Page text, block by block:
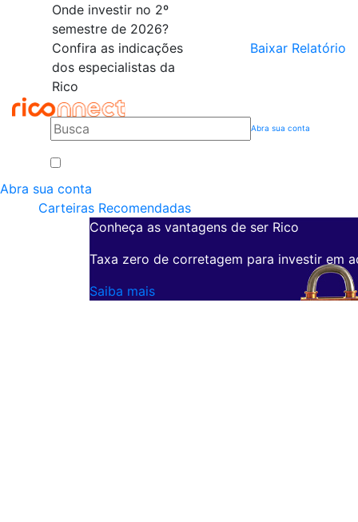
Onde investir no 2º
semestre de 2026?
Confira as indicações
dos especialistas da
Rico
Baixar Relatório
Abra sua conta
Abra sua conta
Carteiras Recomendadas
Conheça as vantagens de ser Rico
Taxa zero de corretagem para investir em
Saiba mais